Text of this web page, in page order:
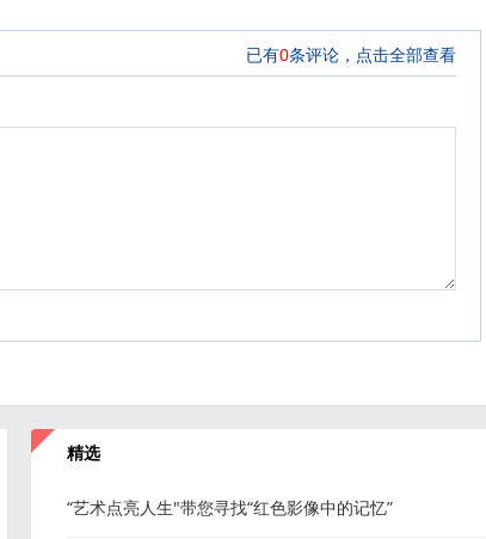
精选
“艺术点亮人生"带您寻找“红色影像中的记忆”